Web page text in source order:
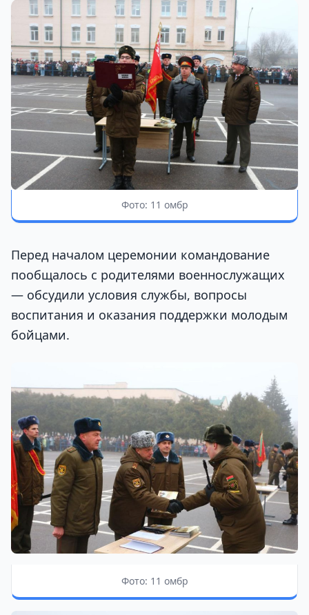
Фото: 11 омбр
Перед началом церемонии командование
пообщалось с родителями военнослужащих
— обсудили условия службы, вопросы
воспитания и оказания поддержки молодым
бойцами.
Фото: 11 омбр